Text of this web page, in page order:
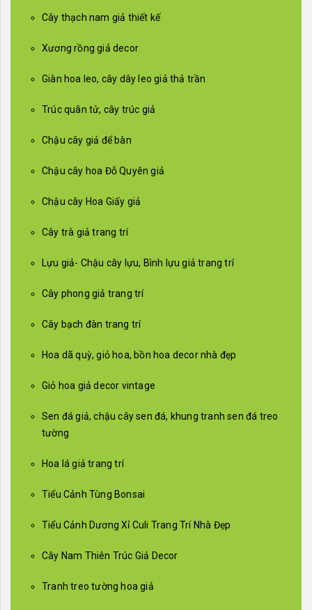
Cây thạch nam giả thiết kế
Xương rồng giả decor
Giàn hoa leo, cây dây leo giả thả trần
Trúc quân tử, cây trúc giả
Chậu cây giả để bàn
Chậu cây hoa Đỗ Quyên giả
Chậu cây Hoa Giấy giả
Cây trà giả trang trí
Lựu giả- Chậu cây lựu, Bình lựu giả trang trí
Cây phong giả trang trí
Cây bạch đàn trang trí
Hoa dã quỳ, giỏ hoa, bồn hoa decor nhà đẹp
Giỏ hoa giả decor vintage
Sen đá giả, chậu cây sen đá, khung tranh sen đá treo
tường
Hoa lá giả trang trí
Tiểu Cảnh Tùng Bonsai
Tiểu Cảnh Dương Xỉ Culi Trang Trí Nhà Đẹp
Cây Nam Thiên Trúc Giả Decor
Tranh treo tường hoa giả